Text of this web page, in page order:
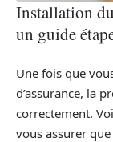
Installation
un guide
Une fois que
d’assurance, la
correctement.
vous assurer